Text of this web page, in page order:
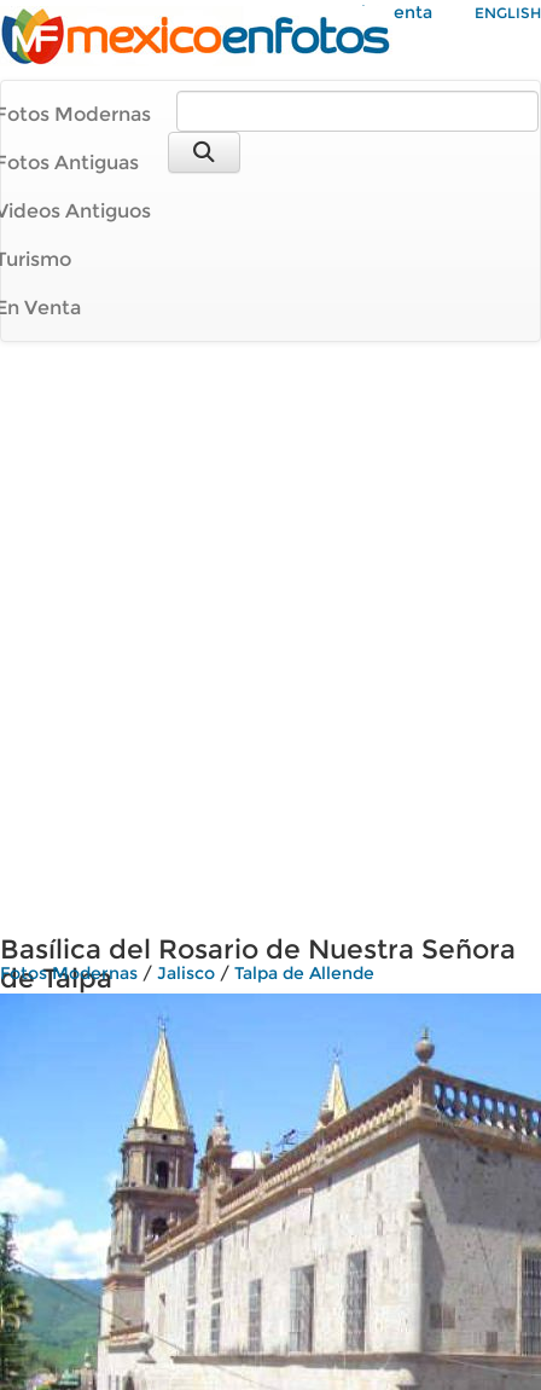
Mi Cuenta ENGLISH
Modernas
Antiguas
Antiguos
Venta
Basílica del Rosario de Nuestra Señora
de Talpa
Fotos Modernas / Jalisco / Talpa de Allende